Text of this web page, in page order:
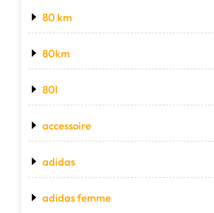
80 km
80km
80l
accessoire
adidas
adidas femme